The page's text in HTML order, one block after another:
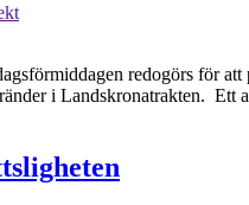
redogörs för
i Landskronatrakten.